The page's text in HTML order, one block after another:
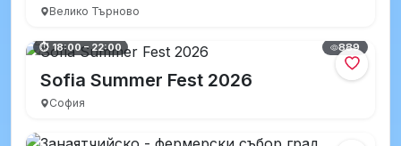
Велико Търново
⏱ 18:00 – 22:00 889
Sofia Summer Fest 2026
София